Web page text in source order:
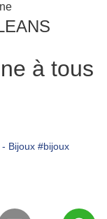
à tous
Bijoux #bijoux